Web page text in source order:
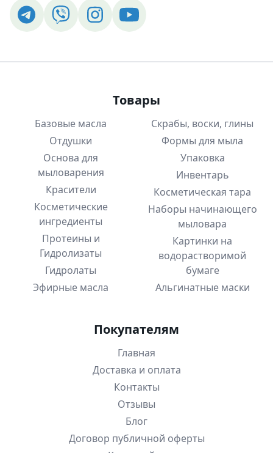
Товары
Базовые масла
Отдушки
Основа для
мыловарения
Красители
Косметические
ингредиенты
Протеины и
Гидролизаты
Гидролаты
Эфирные масла
Скрабы, воски, глины
Формы для мыла
Упаковка
Инвентарь
Косметическая тара
Наборы начинающего
мыловара
Картинки на
водорастворимой
бумаге
Альгинатные маски
Покупателям
Главная
Доставка и оплата
Контакты
Отзывы
Блог
Договор публичной оферты